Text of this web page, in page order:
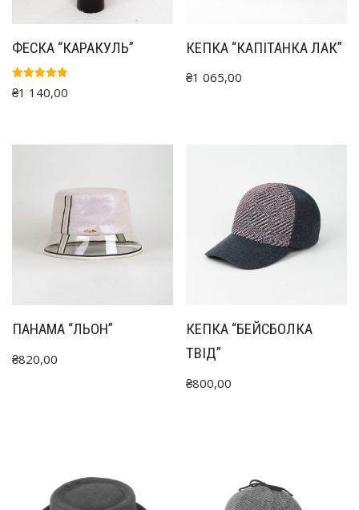
ФЕСКА “КАРАКУЛЬ”
Оцінено в
5.00
₴1 140,00
КЕПКА “КАПІТАНКА ЛАК”
₴1 065,00
ПАНАМА “ЛЬОН”
₴820,00
КЕПКА “БЕЙCБОЛКА
ТВІД”
₴800,00